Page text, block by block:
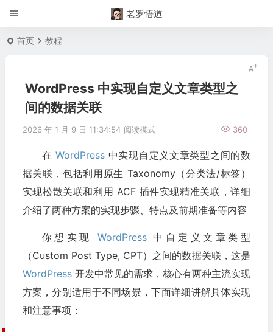
老罗悟道
首页 教程
WordPress 中实现自定义文章类型之
间的数据关联
2026 年 1 月 9 日 11:34:54 360
阅读模式
在WordPress 中实现自定义文章类型之间的数
据关联，包括利用原生 Taxonomy（分类法/标签）
实现松散关联和利用 ACF 插件实现精准关联，详细
介绍了两种方案的实现步骤、特点及前期准备等内容
你想实现WordPress 中自定义文章类型
（Custom Post Type, CPT）之间的数据关联，这是
WordPress开发中常见的需求，核心有两种主流实现
方案，分别适用于不同场景，下面详细讲解具体实现
和注意事项：